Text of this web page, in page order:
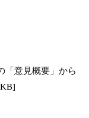
「意見概要」から